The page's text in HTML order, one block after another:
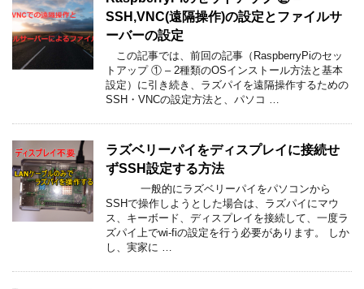
SSH,VNC(遠隔操作)の設定とファイルサ
ーバーの設定
この記事では、前回の記事（RaspberryPiのセッ
トアップ ① – 2種類のOSインストール方法と基本
設定）に引き続き、ラズパイを遠隔操作するための
SSH・VNCの設定方法と、パソコ …
ラズベリーパイをディスプレイに接続せ
ずSSH設定する方法
一般的にラズベリーパイをパソコンから
SSHで操作しようとした場合は、ラズパイにマウ
ス、キーボード、ディスプレイを接続して、一度ラ
ズパイ上でwi-fiの設定を行う必要があります。 しか
し、実家に …